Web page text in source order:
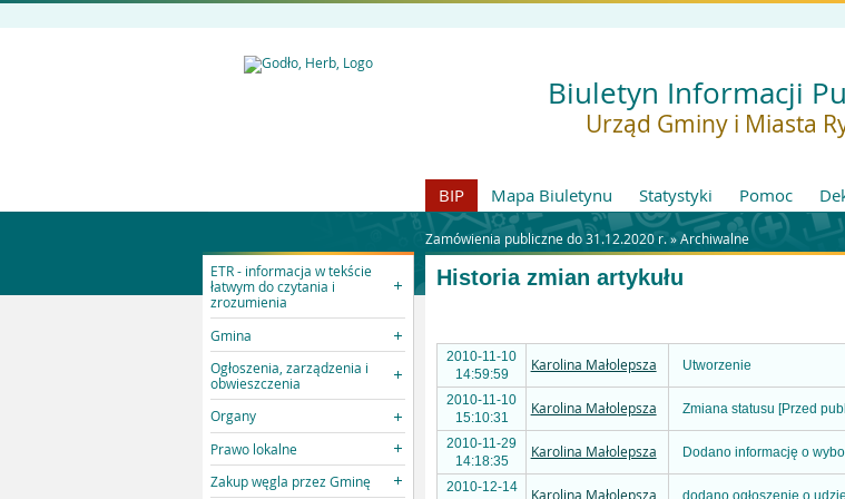
Biuletyn Informacji
Urząd Gminy i Miasta
BIP Mapa Biuletynu Statystyki Pomoc
Zamówienia publiczne do 31.12.2020 r. »Archiwalne
ETR - informacja w tekście
łatwym do czytania i
zrozumienia
Gmina
Ogłoszenia, zarządzenia i
obwieszczenia
Organy
Prawo lokalne
Zakup węgla przez Gminę
Historia zmian artykułu
2010-11-10
14:59:59
Karolina Małolepsza Utworzenie
2010-11-10
15:10:31
Karolina Małolepsza Zmiana statusu [Przed
2010-11-29
14:18:35
Karolina Małolepsza Dodano informację o
2010-12-14
Karolina Małolepsza